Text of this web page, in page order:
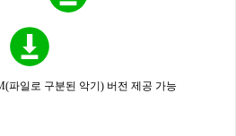
파일로 구분된 악기) 버전 제공 가능